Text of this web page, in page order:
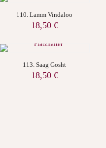
110. Lamm Vindaloo
18,50 €
113. Saag Gosht
18,50 €